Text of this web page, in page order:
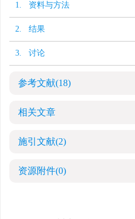
1. 资料与方法
2. 结果
3. 讨论
参考文献(18)
相关文章
施引文献(2)
资源附件(0)